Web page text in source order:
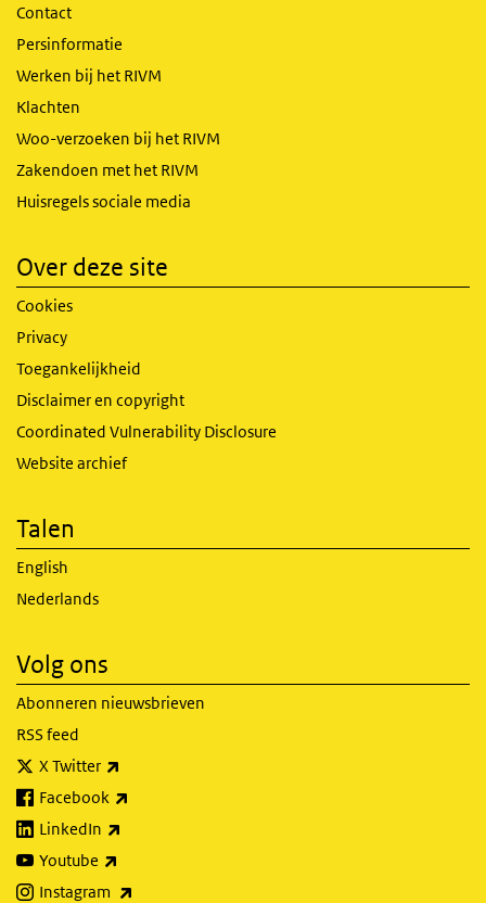
Contact
Persinformatie
Werken bij het RIVM
Klachten
Woo-verzoeken bij het RIVM
Zakendoen met het RIVM
Huisregels sociale media
Over deze site
Cookies
Privacy
Toegankelijkheid
Disclaimer en copyright
Coordinated Vulnerability Disclosure
Website archief
Talen
English
Nederlands
Volg ons
Abonneren nieuwsbrieven
RSS feed
X Twitter
Facebook
LinkedIn
Youtube
Instagram